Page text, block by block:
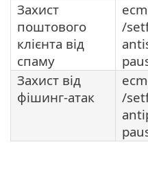
Захист
поштового
клієнта від
спаму
/
Захист від
фішинг-атак
/